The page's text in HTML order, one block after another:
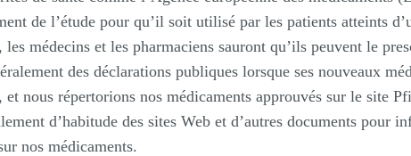
de l’étude pour qu’il soit utilisé par les patients atteints
les médecins et les pharmaciens sauront qu’ils peuvent le
des déclarations publiques lorsque ses nouveaux
et nous répertorions nos médicaments approuvés sur le site
d’habitude des sites Web et d’autres documents pour
nos médicaments.